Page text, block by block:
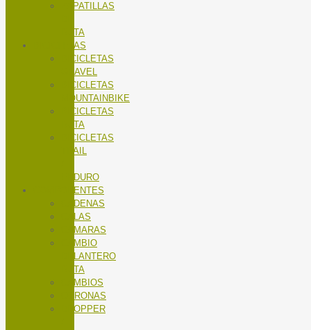
ZAPATILLAS
RUTA
BICICLETAS
BICICLETAS
GRAVEL
BICICLETAS
MOUNTAINBIKE
BICICLETAS
RUTA
BICICLETAS
TRAIL
ENDURO
COMPONENTES
CADENAS
CALAS
CÁMARAS
CAMBIO
DELANTERO
RUTA
CAMBIOS
CORONAS
DROPPER